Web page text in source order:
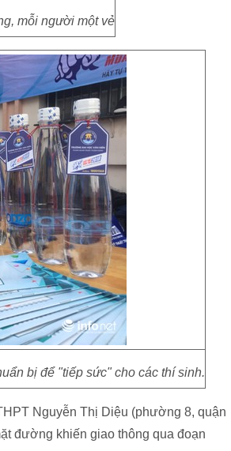
mỗi người một vẻ
bị để "tiếp sức" cho các thí sinh.
Nguyễn Thị Diệu (phường 8, quận
đường khiến giao thông qua đoạn